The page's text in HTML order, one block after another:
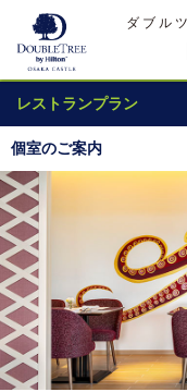
ダブル
レストランプラン
個室のご案内